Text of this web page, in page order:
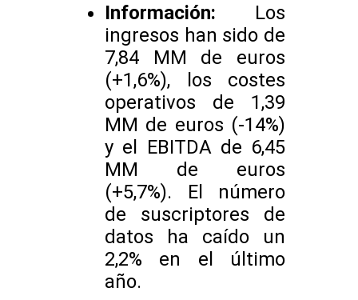
Información: Los
ingresos han sido de
7,84 MM de euros
(+1,6%), los costes
operativos de 1,39
MM de euros (-14%)
y el EBITDA de 6,45
MM de euros
(+5,7%). El número
de suscriptores de
datos ha caído un
2,2% en el último
año.